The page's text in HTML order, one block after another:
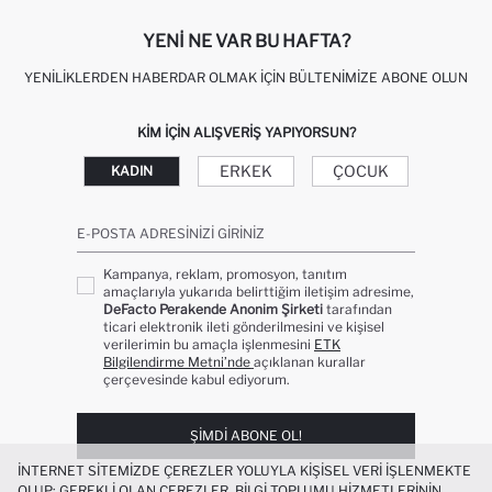
YENI NE VAR BU HAFTA?
YENILIKLERDEN HABERDAR OLMAK İÇIN BÜLTENIMIZE ABONE OLUN
KIM IÇIN ALIŞVERIŞ YAPIYORSUN?
KADIN ERKEK ÇOCUK
E-POSTA ADRESINIZI GIRINIZ
Kampanya, reklam, promosyon, tanıtım
amaçlarıyla yukarıda belirttiğim iletişim adresime,
DeFacto Perakende Anonim Şirketi tarafından
ticari elektronik ileti gönderilmesini ve kişisel
verilerimin bu amaçla işlenmesini ETK
Bilgilendirme Metni’nde açıklanan kurallar
çerçevesinde kabul ediyorum.
ŞIMDI ABONE OL!
İNTERNET SITEMIZDE ÇEREZLER YOLUYLA KIŞISEL VERI IŞLENMEKTE